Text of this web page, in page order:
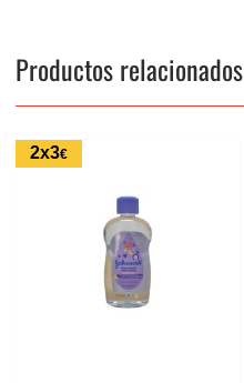
Productos relacionados
2x3€